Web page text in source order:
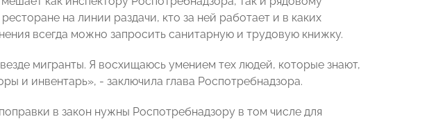
на линии раздачи, кто за ней работает и в каких
всегда можно запросить санитарную и трудовую книжку.
мигранты. Я восхищаюсь умением тех людей, которые знают,
и инвентарь», - заключила глава Роспотребнадзора.
в закон нужны Роспотребнадзору в том числе для